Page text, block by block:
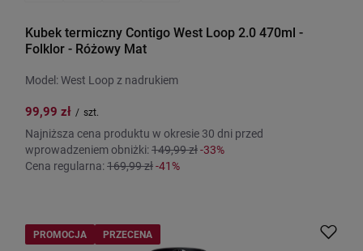
Kubek termiczny Contigo West Loop 2.0 470ml -
Folklor - Różowy Mat
Model: West Loop z nadrukiem
99,99 zł / szt.
Najniższa cena produktu w okresie 30 dni przed
wprowadzeniem obniżki:149,99 zł-33%
Cena regularna:169,99 zł-41%
PROMOCJA PRZECENA